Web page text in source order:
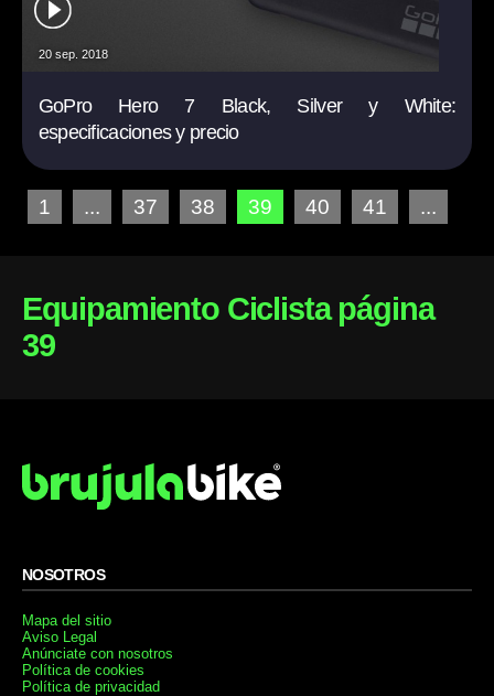
20 sep. 2018
GoPro Hero 7 Black, Silver y White:
especificaciones y precio
1 ... 37 38 39 40 41 ...
Equipamiento Ciclista página
39
NOSOTROS
Mapa del sitio
Aviso Legal
Anúnciate con nosotros
Política de cookies
Política de privacidad